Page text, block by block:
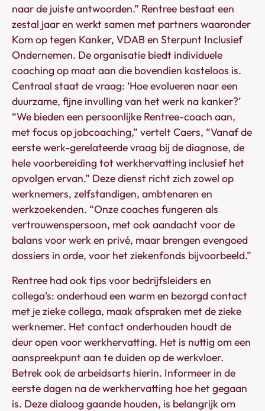
naar de juiste antwoorden.” Rentree bestaat een
zestal jaar en werkt samen met partners waaronder
Kom op tegen Kanker, VDAB en Sterpunt Inclusief
Ondernemen. De organisatie biedt individuele
coaching op maat aan die bovendien kosteloos is.
Centraal staat de vraag: ‘Hoe evolueren naar een
duurzame, fijne invulling van het werk na kanker?’
“We bieden een persoonlijke Rentree-coach aan,
met focus op jobcoaching,” vertelt Caers, “Vanaf de
eerste werk-gerelateerde vraag bij de diagnose, de
hele voorbereiding tot werkhervatting inclusief het
opvolgen ervan.” Deze dienst richt zich zowel op
werknemers, zelfstandigen, ambtenaren en
werkzoekenden. “Onze coaches fungeren als
vertrouwenspersoon, met ook aandacht voor de
balans voor werk en privé, maar brengen evengoed
dossiers in orde, voor het ziekenfonds bijvoorbeeld.”
Rentree had ook tips voor bedrijfsleiders en
collega’s: onderhoud een warm en bezorgd contact
met je zieke collega, maak afspraken met de zieke
werknemer. Het contact onderhouden houdt de
deur open voor werkhervatting. Het is nuttig om een
aanspreekpunt aan te duiden op de werkvloer.
Betrek ook de arbeidsarts hierin. Informeer in de
eerste dagen na de werkhervatting hoe het gegaan
is. Deze dialoog gaande houden, is belangrijk om